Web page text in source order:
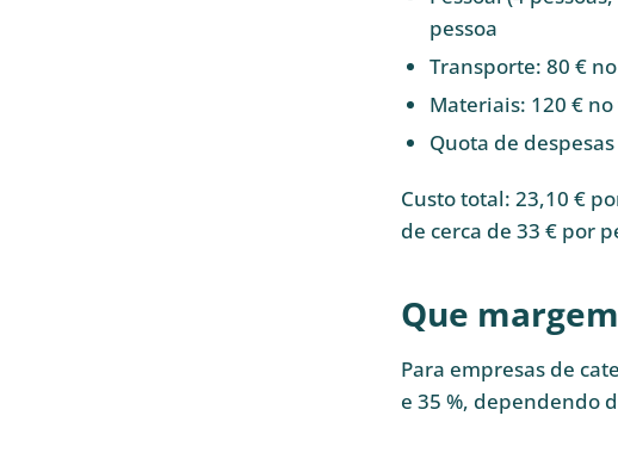
pessoa
Transporte: 80 €
Materiais: 120 €
Quota de
Custo total: 23,10 €
de cerca de 33 € por
Que
Para empresas de
e 35 %, dependendo